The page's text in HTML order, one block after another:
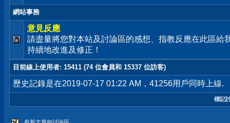
網站事務
意見反應
請盡量將您對本站及討論區的感想、指教反應在此區給
持續地改進及修正！
目前線上使用者: 15411 (74 位會員和 15337 位訪客)
歷史記錄是在2019-07-17 01:22 AM，41256用戶同時上線.
標記